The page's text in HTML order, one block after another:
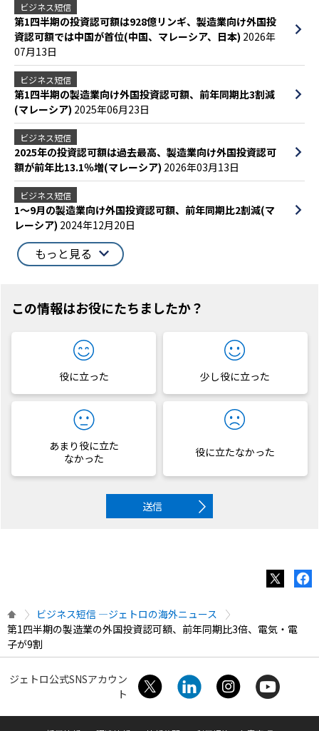
ビジネス短信
第1四半期の投資認可額は928億リンギ、製造業向け外国投
資認可額では中国が首位(中国、マレーシア、日本) 2026年
07月13日
ビジネス短信
第1四半期の製造業向け外国投資認可額、前年同期比3割減
(マレーシア) 2025年06月23日
ビジネス短信
2025年の投資認可額は過去最高、製造業向け外国投資認可
額が前年比13.1％増(マレーシア) 2026年03月13日
ビジネス短信
1～9月の製造業向け外国投資認可額、前年同期比2割減(マ
レーシア) 2024年12月20日
もっと見る
この情報はお役にたちましたか？
役に立った 少し役に立った
あまり役に立た
なかった
役に立たなかった
送信
ビジネス短信 ―ジェトロの海外ニュース
第1四半期の製造業の外国投資認可額、前年同期比3倍、電気・電
子が9割
ジェトロ公式SNSアカウン
ト